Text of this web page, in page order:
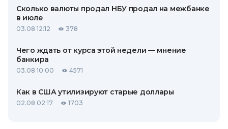
Сколько валюты продал НБУ продал на межбанке
в июле
03.08 12:12 378
Чего ждать от курса этой недели — мнение
банкира
03.08 10:00 4571
Как в США утилизируют старые доллары
02.08 02:17 1703